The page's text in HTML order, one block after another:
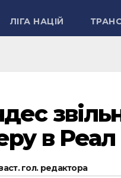
ЛІГА НАЦІЙ
в Реал
гол. редактора